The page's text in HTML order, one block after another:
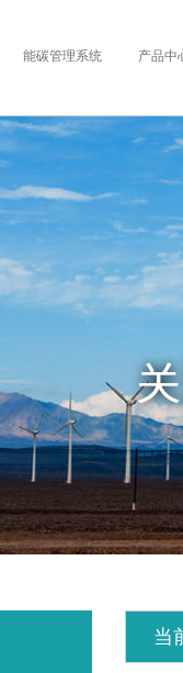
能碳管理系统 产品中
当